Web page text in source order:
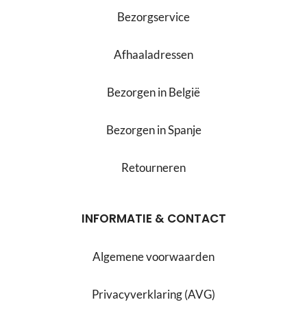
Bezorgservice
Afhaaladressen
Bezorgen in België
Bezorgen in Spanje
Retourneren
INFORMATIE & CONTACT
Algemene voorwaarden
Privacyverklaring (AVG)